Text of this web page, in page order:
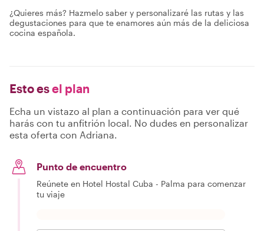
¿Quieres más? Hazmelo saber y personalizaré las rutas y las
degustaciones para que te enamores aún más de la deliciosa
cocina española.
Esto esel plan
Echa un vistazo al plan a continuación para ver qué
harás con tu anfitrión local. No dudes en personalizar
esta oferta con Adriana.
Punto de encuentro
Reúnete en Hotel Hostal Cuba - Palma para comenzar
tu viaje